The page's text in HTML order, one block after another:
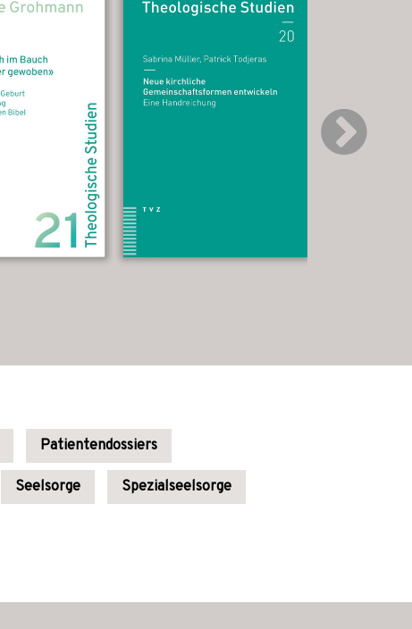
Patientendossiers
Seelsorge Spezialseelsorge